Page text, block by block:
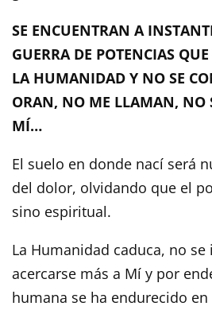
SE ENCUENTRAN A
GUERRA DE POTENCIAS
LA HUMANIDAD Y NO SE
ORAN, NO ME LLAMAN, NO
MÍ…
El suelo en donde nací será
del dolor, olvidando que el
sino espiritual.
La Humanidad caduca, no se
acercarse más a Mí y por
humana se ha endurecido